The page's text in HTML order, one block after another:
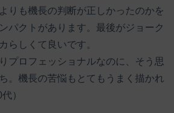
りも機長の判断が正しかったのかを
パクトがあります。最後がジョーク
らしくて良いです。
プロフェッショナルなのに、そう思
。機長の苦悩もとてもうまく描かれ
）